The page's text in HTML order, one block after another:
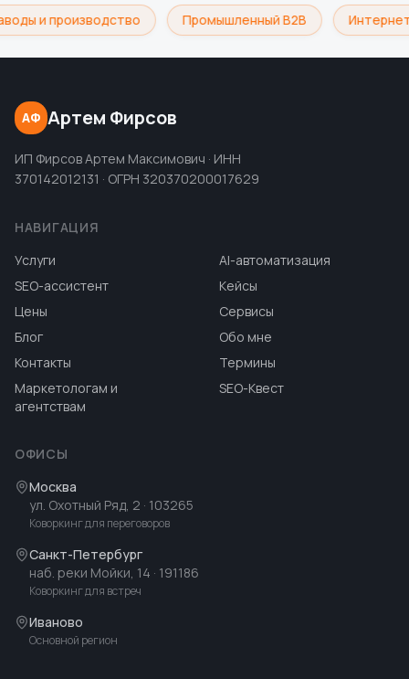
и производство Промышленный B2B
АФ Артем Фирсов
ИП Фирсов Артем Максимович · ИНН
370142012131 · ОГРН 320370200017629
НАВИГАЦИЯ
Услуги
AI-автоматизация
SEO-ассистент
Кейсы
Цены
Сервисы
Блог
Обо мне
Контакты
Термины
Маркетологам и
агентствам
SEO-Квест
ОФИСЫ
Москва
ул. Охотный Ряд, 2 · 103265
Коворкинг для переговоров
Санкт-Петербург
наб. реки Мойки, 14 · 191186
Коворкинг для встреч
Иваново
Основной регион